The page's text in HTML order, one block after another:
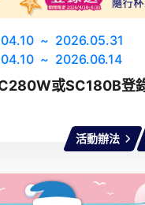
~ 2026.05.31
~ 2026.06.14
或SC180B登
活動辦法